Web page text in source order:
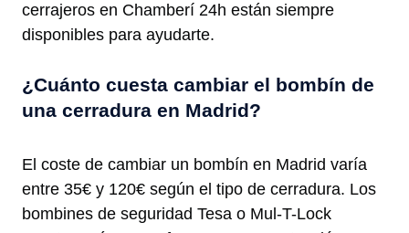
cerrajeros en Chamberí 24h están siempre
disponibles para ayudarte.
¿Cuánto cuesta cambiar el bombín de
una cerradura en Madrid?
El coste de cambiar un bombín en Madrid varía
entre 35€ y 120€ según el tipo de cerradura. Los
bombines de seguridad Tesa o Mul-T-Lock